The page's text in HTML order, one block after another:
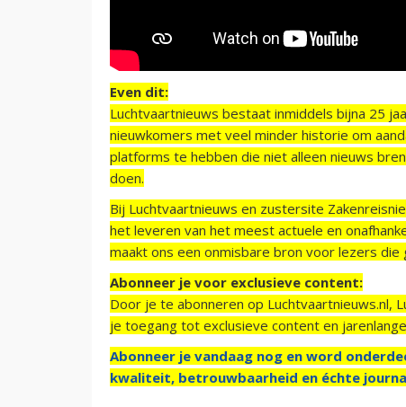
Even dit:
Luchtvaartnieuws bestaat inmiddels bijna 25
nieuwkomers met veel minder historie om
platforms te hebben die niet alleen nieuws
doen.
Bij Luchtvaartnieuws en zustersite
het leveren van het meest actuele en
maakt ons een onmisbare bron voor lezers
Abonneer je voor exclusieve content:
Door je te abonneren op Luchtvaartnieuws.nl,
je toegang tot exclusieve content en
Abonneer je vandaag nog en word
kwaliteit, betrouwbaarheid en échte